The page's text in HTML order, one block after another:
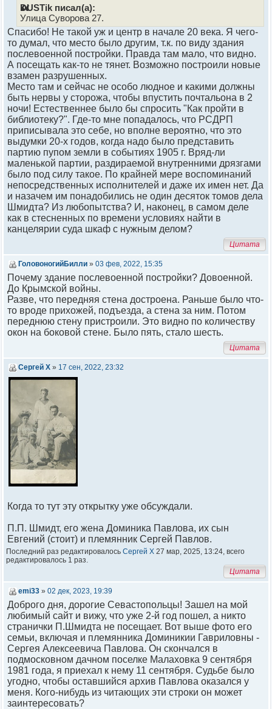
DUSTik писал(а):
Улица Суворова 27.
Спасибо! Не такой уж и центр в начале 20 века. Я чего-
то думал, что место было другим, т.к. по виду здания
послевоенной постройки. Правда там мало, что видно.
А посещать как-то не тянет. Возможно построили новые
взамен разрушенных.
Место там и сейчас не особо людное и какими должны
быть нервы у сторожа, чтобы впустить почтальона в 2
ночи! Естественнее было бы спросить "Как пройти в
библиотеку?". Где-то мне попадалось, что РСДРП
приписывала это себе, но вполне вероятно, что это
выдумки 20-х годов, когда надо было представить
партию пупом земли в событиях 1905 г. Вряд-ли
маленькой партии, раздираемой внутренними дрязгами
было под силу такое. По крайней мере воспоминаний
непосредственных исполнителей и даже их имен нет. Да
и назачем им понадобились не один десяток томов дела
Шмидта? Из любопытства? И, наконец, в самом деле
как в стесненных по времени условиях найти в
канцелярии суда шкаф с нужным делом?
Цитата
ГоловоногийБилли » 03 фев, 2022, 15:35
Почему здание послевоенной постройки? Довоенной.
До Крымской войны.
Разве, что передняя стена достроена. Раньше было что-
то вроде прихожей, подъезда, а стена за ним. Потом
переднюю стену пристроили. Это видно по количеству
окон на боковой стене. Было пять, стало шесть.
Цитата
Сергей Х » 17 сен, 2022, 23:32
Когда то тут эту открытку уже обсуждали.
П.П. Шмидт, его жена Доминика Павлова, их сын
Евгений (стоит) и племянник Сергей Павлов.
Последний раз редактировалось Сергей Х 27 мар, 2025, 13:24, всего
редактировалось 1 раз.
Цитата
emi33 » 02 дек, 2023, 19:39
Доброго дня, дорогие Севастопольцы! Зашел на мой
любимый сайт и вижу, что уже 2-й год пошел, а никто
странички П.Шмидта не посещает. Вот выше фото его
семьи, включая и племянника Доминикии Гавриловны -
Сергея Алексеевича Павлова. Он скончался в
подмосковном дачном поселке Малаховка 9 сентября
1981 года, я приехал к нему 11 сентября. Судьбе было
угодно, чтобы оставшийся архив Павлова оказался у
меня. Кого-нибудь из читающих эти строки он может
заинтересовать?